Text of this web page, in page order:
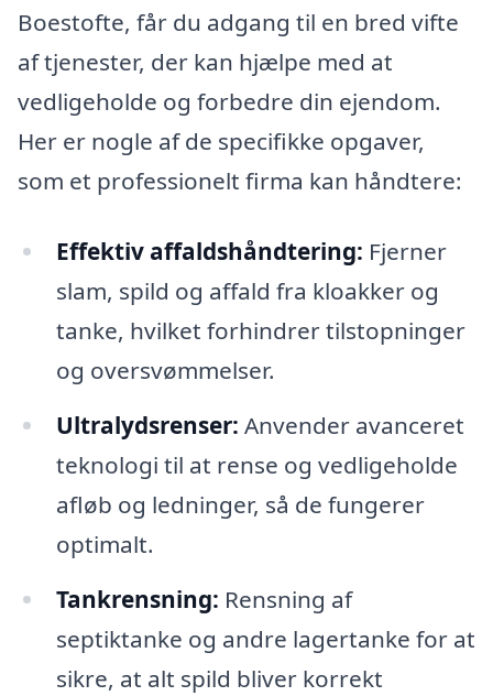
Boestofte, får du adgang til en bred vifte
af tjenester, der kan hjælpe med at
vedligeholde og forbedre din ejendom.
Her er nogle af de specifikke opgaver,
som et professionelt firma kan håndtere:
Effektiv affaldshåndtering: Fjerner
slam, spild og affald fra kloakker og
tanke, hvilket forhindrer tilstopninger
og oversvømmelser.
Ultralydsrenser: Anvender avanceret
teknologi til at rense og vedligeholde
afløb og ledninger, så de fungerer
optimalt.
Tankrensning: Rensning af
septiktanke og andre lagertanke for at
sikre, at alt spild bliver korrekt